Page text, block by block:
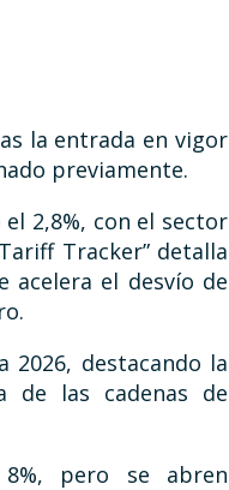
la entrada en vigor
previamente.
2,8%, con el sector
Tracker” detalla
acelera el desvío de
2026, destacando la
de las cadenas de
8%, pero se abren